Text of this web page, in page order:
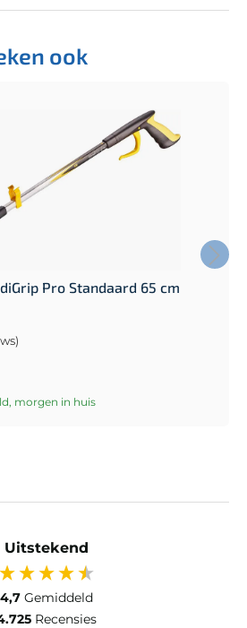
ook
Pro Standaard 65 cm
morgen in huis
Uitstekend
4,7 Gemiddeld
Recensies